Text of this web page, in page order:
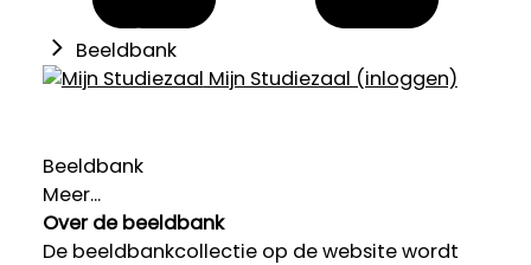
Beeldbank
Mijn Studiezaal (inloggen)
Beeldbank
Meer...
Over de beeldbank
De beeldbankcollectie op de website wordt